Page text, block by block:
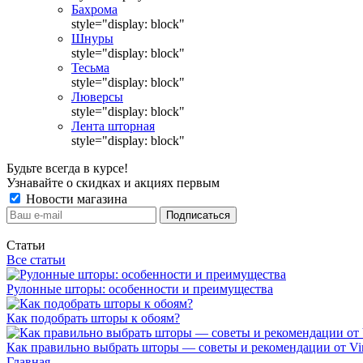
Бахрома
style="display: block"
Шнуры
style="display: block"
Тесьма
style="display: block"
Люверсы
style="display: block"
Лента шторная
style="display: block"
Будьте всегда в курсе!
Узнавайте о скидках и акциях первым
Новости магазина
Статьи
Все статьи
Рулонные шторы: особенности и преимущества
Как подобрать шторы к обоям?
Как правильно выбрать шторы — советы и рекомендации от